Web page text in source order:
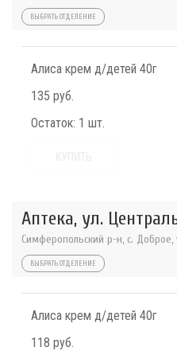
ВЫБРАТЬ ОТДЕЛЕНИЕ
Алиса крем д/детей 40г
135 руб.
Остаток: 1 шт.
Аптека, ул.
Симферопольский р-н, с. Доброе,
ВЫБРАТЬ ОТДЕЛЕНИЕ
Алиса крем д/детей 40г
118 руб.